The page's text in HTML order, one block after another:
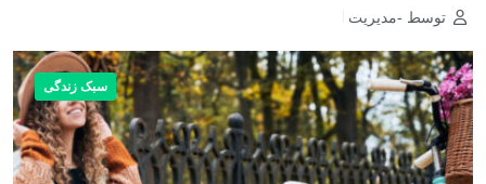
توسط -مدیریت
سبک زندگی